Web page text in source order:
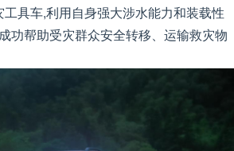
具车,利用自身强大涉水能力和装载性
功帮助受灾群众安全转移、运输救灾物